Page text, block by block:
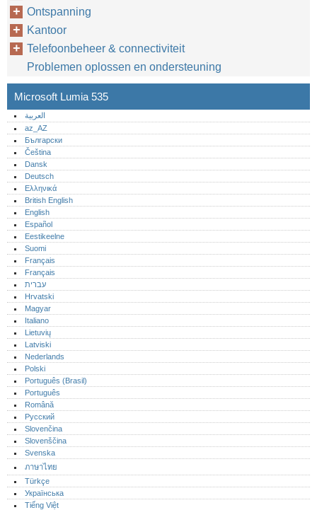
Ontspanning
Kantoor
Telefoonbeheer & connectiviteit
Problemen oplossen en ondersteuning
Microsoft Lumia 535
العربية
az_AZ
Български
Čeština
Dansk
Deutsch
Ελληνικά
British English
English
Español
Eestikeelne
Suomi
Français
Français
עברית
Hrvatski
Magyar
Italiano
Lietuvių
Latviski
Nederlands
Polski
Português (Brasil)
Português‎
Română
Русский
Slovenčina
Slovenščina
Svenska
ภาษาไทย
Türkçe
Українська
Tiếng Việt